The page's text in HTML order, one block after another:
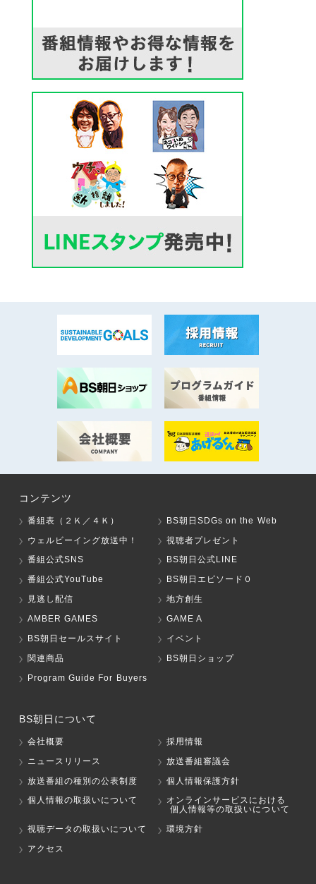
コンテンツ
番組表（２Ｋ／４Ｋ）
BS朝日SDGs on the Web
ウェルビーイング放送中！
視聴者プレゼント
番組公式SNS
BS朝日公式LINE
番組公式YouTube
BS朝日エピソード０
見逃し配信
地方創生
AMBER GAMES
GAME A
BS朝日セールスサイト
イベント
関連商品
BS朝日ショップ
Program Guide For Buyers
BS朝日について
会社概要
採用情報
ニュースリリース
放送番組審議会
放送番組の種別の公表制度
個人情報保護方針
個人情報の取扱いについて
オンラインサービスにおける
個人情報等の取扱いについて
視聴データの取扱いについて
環境方針
アクセス